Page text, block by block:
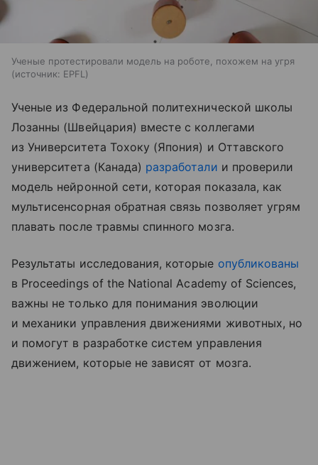
Ученые протестировали модель на роботе, похожем на угря
источник: EPFL
Ученые из Федеральной политехнической школы
Лозанны (Швейцария) вместе с коллегами
из Университета Тохоку (Япония) и Оттавского
университета (Канада) разработали и проверили
модель нейронной сети, которая показала, как
мультисенсорная обратная связь позволяет угрям
плавать после травмы спинного мозга.
Результаты исследования, которые опубликованы
в Proceedings of the National Academy of Sciences,
важны не только для понимания эволюции
и механики управления движениями животных, но
и помогут в разработке систем управления
движением, которые не зависят от мозга.